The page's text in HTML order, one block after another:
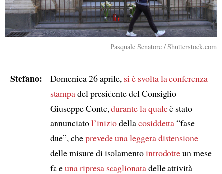
Pasquale Senatore / Shutterstock.com
Stefano: Domenica 26 aprile, si è svoltala conferenza
stampadel presidente del Consiglio
Giuseppe Conte, durante la qualeè stato
annunciatol’iniziodellacosiddetta“fase
due”, cheprevedeuna leggera distensione
delle misure di isolamentointrodotteun mese
fa euna ripresa scaglionatadelle attività